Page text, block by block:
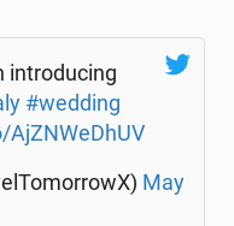
in­tro­du­cing
#wedding
May